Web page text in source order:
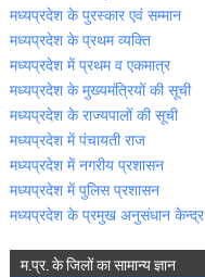
मध्‍यप्रदेश के पुरस्‍कार एवं सम्‍मान
मध्‍यप्रदेश के प्रथम व्‍यक्ति
मध्‍यप्रदेश में प्रथम व एकमात्र
मध्‍यप्रदेश के मुख्‍यमंत्रियों की सूची
मध्‍यप्रदेश के राज्‍यपालों की सूची
मध्‍यप्रदेश में पंचायती राज
मध्‍यप्रदेश में नगरीय प्रशासन
मध्‍यप्रदेश में पुलिस प्रशासन
मध्‍यप्रदेश के प्रमुख अनुसंधान केन्‍द्र
म.प्र. के जिलों का सामान्‍य ज्ञान